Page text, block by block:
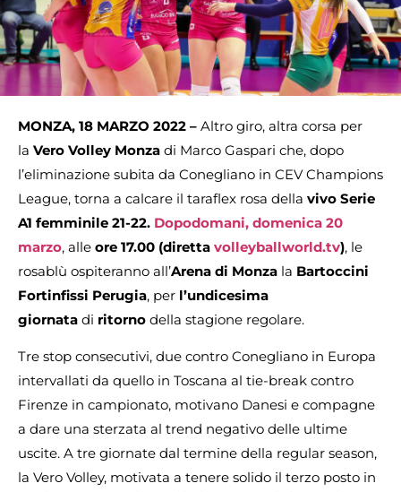
MONZA, 18 MARZO 2022 – Altro giro, altra corsa per
la Vero Volley Monza di Marco Gaspari che, dopo
l’eliminazione subita da Conegliano in CEV Champions
League, torna a calcare il taraflex rosa della vivo Serie
A1 femminile 21-22. Dopodomani, domenica 20
marzo, alle ore 17.00 (diretta volleyballworld.tv), le
rosablù ospiteranno all’Arena di Monza la Bartoccini
Fortinfissi Perugia, per l’undicesima
giornata di ritorno della stagione regolare.
Tre stop consecutivi, due contro Conegliano in Europa
intervallati da quello in Toscana al tie-break contro
Firenze in campionato, motivano Danesi e compagne
a dare una sterzata al trend negativo delle ultime
uscite. A tre giornate dal termine della regular season,
la Vero Volley, motivata a tenere solido il terzo posto in